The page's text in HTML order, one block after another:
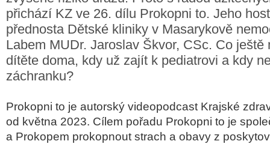
přichází KZ ve 26. dílu Prokopni to. Jeho
přednosta Dětské kliniky v Masarykově
Labem MUDr. Jaroslav Škvor, CSc. Co ještě
dítěte doma, kdy už zajít k pediatrovi a kdy
záchranku?
Prokopni to je autorský videopodcast Krajské
od května 2023. Cílem pořadu Prokopni to je
a Prokopem prokopnout strach a obavy z